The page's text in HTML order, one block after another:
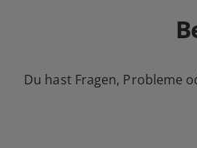
Du hast Fragen, Probleme